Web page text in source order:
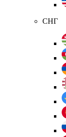
СНГ